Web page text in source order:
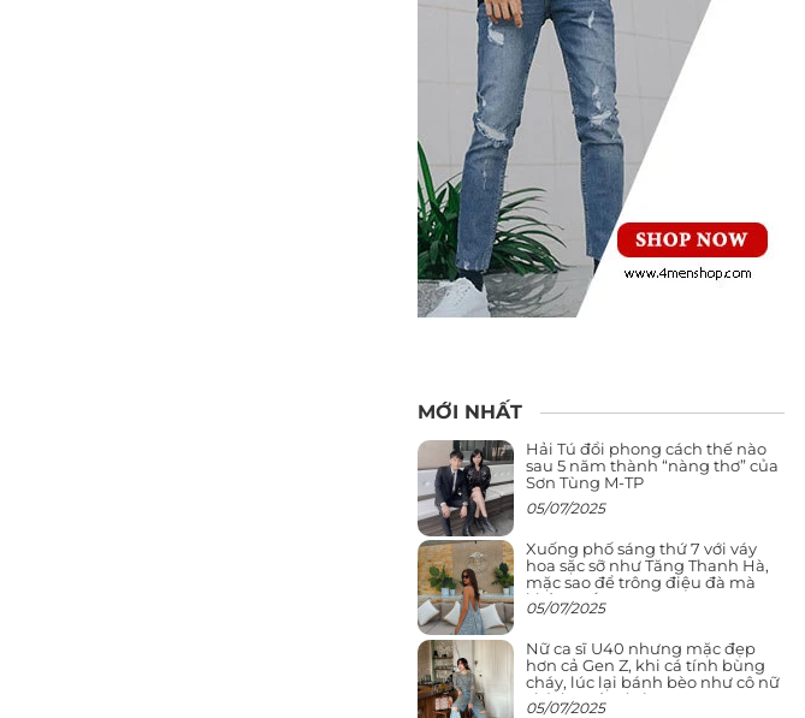
MỚI NHẤT
Hải Tú đổi phong cách thế nào
sau 5 năm thành “nàng thơ” của
Sơn Tùng M-TP
05/07/2025
Xuống phố sáng thứ 7 với váy
hoa sặc sỡ như Tăng Thanh Hà,
mặc sao để trông điệu đà mà
không sến
05/07/2025
Nữ ca sĩ U40 nhưng mặc đẹp
hơn cả Gen Z, khi cá tính bùng
cháy, lúc lại bánh bèo như cô nữ
chính ngôn tình
05/07/2025